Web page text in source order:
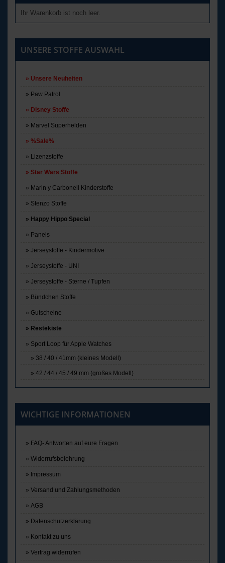
Ihr Warenkorb ist noch leer.
UNSERE STOFFE AUSWAHL
Unsere Neuheiten
Paw Patrol
Disney Stoffe
Marvel Superhelden
%Sale%
Lizenzstoffe
Star Wars Stoffe
Marin y Carbonell Kinderstoffe
Stenzo Stoffe
Happy Hippo Special
Panels
Jerseystoffe - Kindermotive
Jerseystoffe - UNI
Jerseystoffe - Sterne / Tupfen
Bündchen Stoffe
Gutscheine
Restekiste
Sport Loop für Apple Watches
38 / 40 / 41mm (kleines Modell)
42 / 44 / 45 / 49 mm (großes Modell)
WICHTIGE INFORMATIONEN
FAQ- Antworten auf eure Fragen
Widerrufsbelehrung
Impressum
Versand und Zahlungsmethoden
AGB
Datenschutzerklärung
Kontakt zu uns
Vertrag widerrufen